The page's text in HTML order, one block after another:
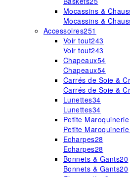
Mocassins &
Mocassins &
Accessoires251
Voir tout243
Voir tout243
Chapeaux54
Chapeaux54
Carrés de Soie &
Carrés de Soie &
Lunettes34
Lunettes34
Petite
Petite
Echarpes28
Echarpes28
Bonnets & Gants20
Bonnets & Gants20